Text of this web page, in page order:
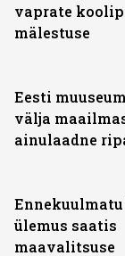
vaprate
mälestuse
Eesti
välja
ainulaadne
Ennekuulmatu
ülemus saatis
maavalitsuse